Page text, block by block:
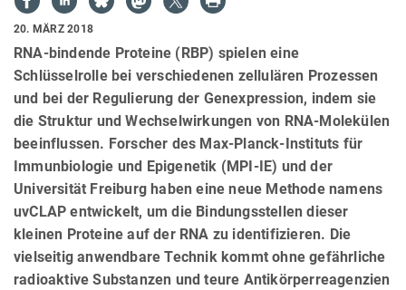
20. MÄRZ 2018
RNA-bindende Proteine (RBP) spielen eine
Schlüsselrolle bei verschiedenen zellulären Prozessen
und bei der Regulierung der Genexpression, indem sie
die Struktur und Wechselwirkungen von RNA-Molekülen
beeinflussen. Forscher des Max-Planck-Instituts für
Immunbiologie und Epigenetik (MPI-IE) und der
Universität Freiburg haben eine neue Methode namens
uvCLAP entwickelt, um die Bindungsstellen dieser
kleinen Proteine auf der RNA zu identifizieren. Die
vielseitig anwendbare Technik kommt ohne gefährliche
radioaktive Substanzen und teure Antikörperreagenzien